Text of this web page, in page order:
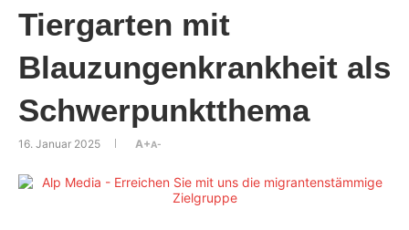
Tiergarten mit
Blauzungenkrankheit als
Schwerpunktthema
16. Januar 2025 A+A-